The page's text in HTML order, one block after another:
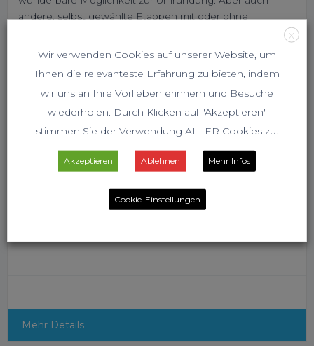
andere, selbst gewählte Etappen mit oder ohne
Mehr Details
X
Wir verwenden Cookies auf unserer Website, um
Ihnen die relevanteste Erfahrung zu bieten, indem
wir uns an Ihre Vorlieben erinnern und Besuche
wiederholen. Durch Klicken auf "Akzeptieren"
stimmen Sie der Verwendung ALLER Cookies zu.
Akzeptieren Ablehnen Mehr Infos
Cookie-Einstellungen